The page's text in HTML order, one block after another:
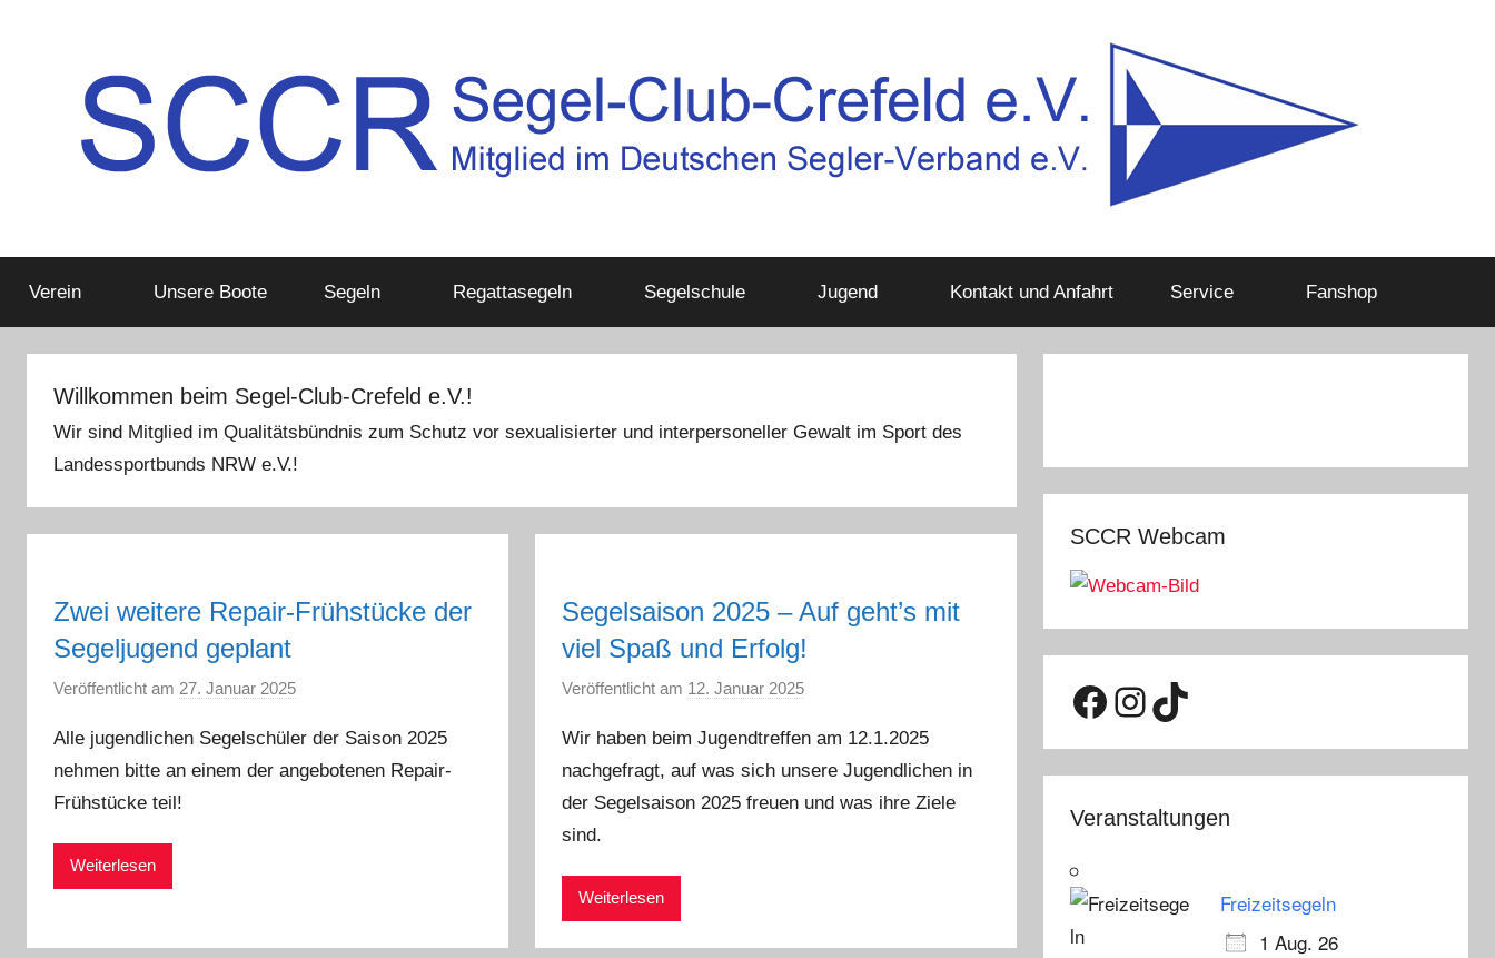
SCCR
e.V.
im
Deutschen
Verein Unsere Boote Segeln Regattasegeln Segelschule Jugend Kontakt und Anfahrt Service Fanshop
Willkommen beim Segel-Club-Crefeld e.V.!
Wir sind Mitglied im Qualitätsbündnis zum Schutz vor sexualisierter und interpersoneller Gewalt im Sport des
Landessportbunds NRW e.V.!
Zwei weitere Repair-Frühstücke der
Segeljugend geplant
Veröffentlicht am 27. Januar 2025
n
a
Alle jugendlichen Segelschüler der Saison 2025
nehmen bitte an einem der angebotenen Repair-
Frühstücke teil!
Weiterlesen
Segelsaison 2025 – Auf geht’s mit
viel Spaß und Erfolg!
Veröffentlicht am 12. Januar 2025
n
a
d
Wir haben beim Jugendtreffen am 12.1.2025
nachgefragt, auf was sich unsere Jugendlichen in
der Segelsaison 2025 freuen und was ihre Ziele
sind.
Weiterlesen
SCCR Webcam
Facebook
Instagram
TikTok
Veranstaltungen
Freizeitsegeln
1 Aug. 26